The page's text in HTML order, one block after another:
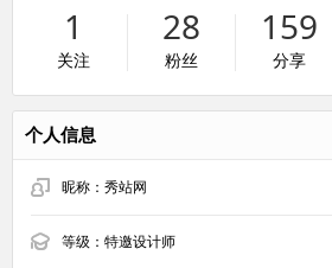
1
关注
28
粉丝
159
分享
个人信息
昵称： 秀站网
等级： 特邀设计师